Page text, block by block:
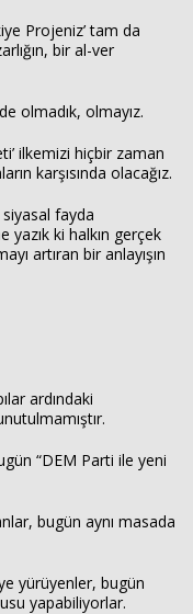
Projeniz’ tam da
bir al-ver
olmadık, olmayız.
ilkemizi hiçbir zaman
karşısında olacağız.
fayda
yazık ki halkın gerçek
artıran bir anlayışın
ardındaki
“DEM Parti ile yeni
bugün aynı masada
yürüyenler, bugün
yapabiliyorlar.